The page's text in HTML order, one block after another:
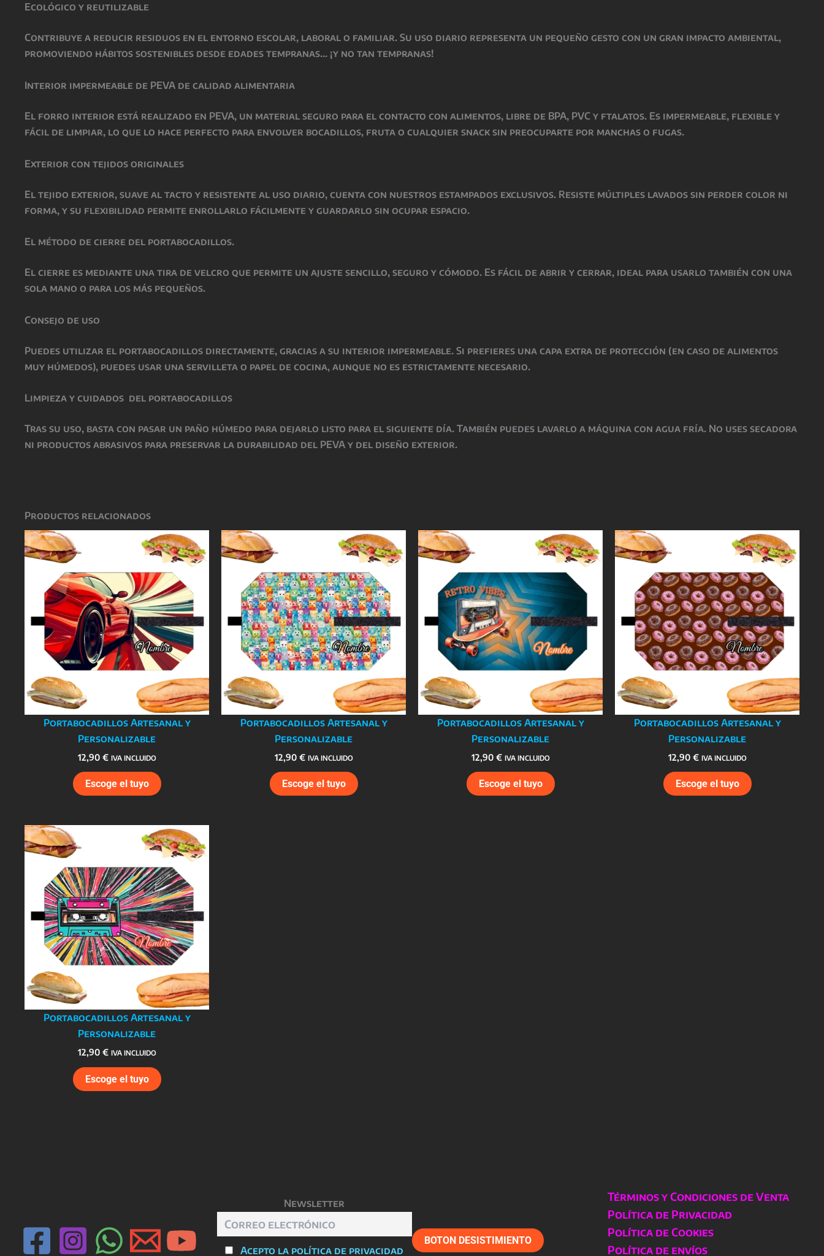
Ecológico y reutilizable
Contribuye a reducir residuos en el entorno escolar, laboral o familiar. Su uso diario representa un pequeño gesto con un gran impacto ambiental,
promoviendo hábitos sostenibles desde edades tempranas… ¡y no tan tempranas!
Interior impermeable de PEVA de calidad alimentaria
El forro interior está realizado en PEVA, un material seguro para el contacto con alimentos, libre de BPA, PVC y ftalatos. Es impermeable, flexible y
fácil de limpiar, lo que lo hace perfecto para envolver bocadillos, fruta o cualquier snack sin preocuparte por manchas o fugas.
Exterior con tejidos originales
El tejido exterior, suave al tacto y resistente al uso diario, cuenta con nuestros estampados exclusivos. Resiste múltiples lavados sin perder color ni
forma, y su flexibilidad permite enrollarlo fácilmente y guardarlo sin ocupar espacio.
El método de cierre del portabocadillos.
El cierre es mediante una tira de velcro que permite un ajuste sencillo, seguro y cómodo. Es fácil de abrir y cerrar, ideal para usarlo también con una
sola mano o para los más pequeños.
Consejo de uso
Puedes utilizar el portabocadillos directamente, gracias a su interior impermeable. Si prefieres una capa extra de protección (en caso de alimentos
muy húmedos), puedes usar una servilleta o papel de cocina, aunque no es estrictamente necesario.
Limpieza y cuidados del portabocadillos
Tras su uso, basta con pasar un paño húmedo para dejarlo listo para el siguiente día. También puedes lavarlo a máquina con agua fría. No uses secadora
ni productos abrasivos para preservar la durabilidad del PEVA y del diseño exterior.
Productos relacionados
Portabocadillos Artesanal y
Personalizable
12,90 € IVA INCLUIDO
Escoge el tuyo
Portabocadillos Artesanal y
Personalizable
12,90 € IVA INCLUIDO
Escoge el tuyo
Portabocadillos Artesanal y
Personalizable
12,90 € IVA INCLUIDO
Escoge el tuyo
Portabocadillos Artesanal y
Personalizable
12,90 € IVA INCLUIDO
Escoge el tuyo
Portabocadillos Artesanal y
Personalizable
12,90 € IVA INCLUIDO
Escoge el tuyo
Newsletter
Acepto la política de privacidad
BOTON DESISTIMIENTO
Términos y Condiciones de Venta
Política de Privacidad
Política de Cookies
Política de envíos